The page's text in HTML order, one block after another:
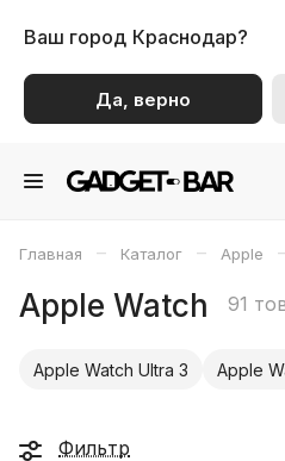
Ваш город Краснодар?
Да, верно
Главная – Каталог – Apple
Apple Watch 91
Apple Watch Ultra 3 Apple
Фильтр